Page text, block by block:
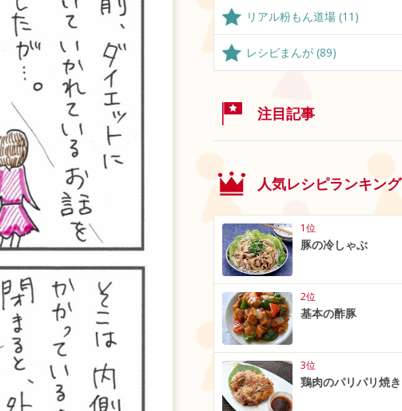
リアル粉もん道場 (11)
レシピまんが (89)
注目記事
人気レシピランキング
1位
豚の冷しゃぶ
2位
基本の酢豚
3位
鶏肉のパリパリ焼き